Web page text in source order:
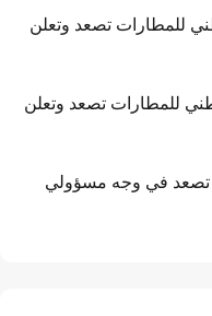
للمطارات تصعد وتعلن
للمطارات تصعد وتعلن
تصعد في وجه مسؤولي